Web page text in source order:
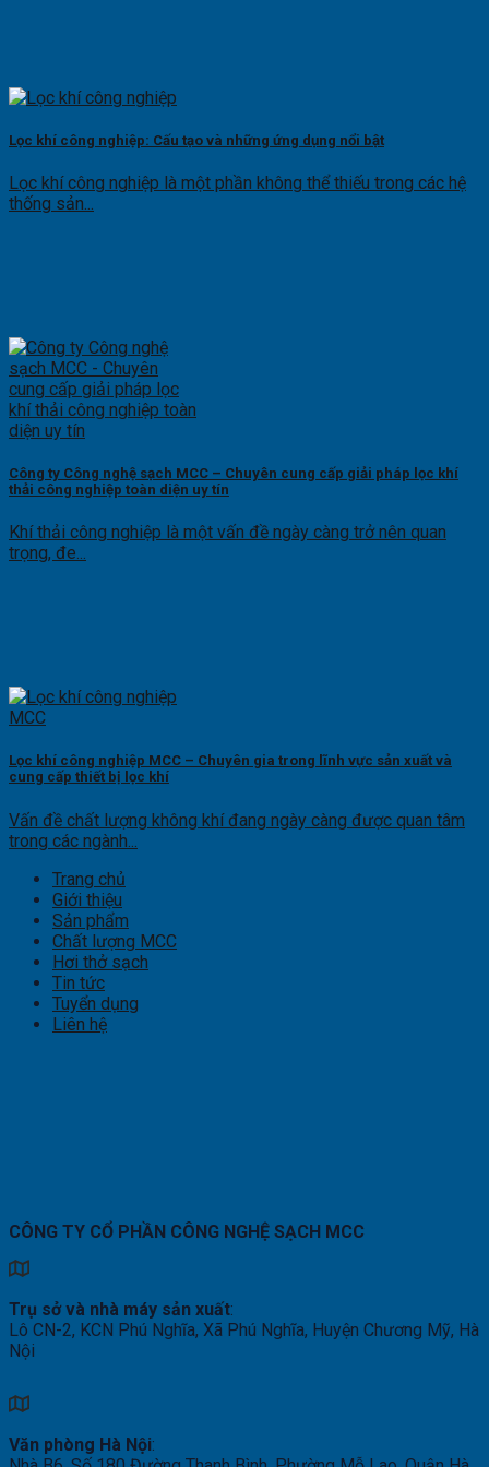
Lọc khí công nghiệp: Cấu tạo và những ứng dụng nổi bật
Lọc khí công nghiệp là một phần không thể thiếu trong các hệ
thống sản...
Công ty Công nghệ sạch MCC – Chuyên cung cấp giải pháp lọc khí
thải công nghiệp toàn diện uy tín
Khí thải công nghiệp là một vấn đề ngày càng trở nên quan
trọng, đe...
Lọc khí công nghiệp MCC – Chuyên gia trong lĩnh vực sản xuất và
cung cấp thiết bị lọc khí
Vấn đề chất lượng không khí đang ngày càng được quan tâm
trong các ngành...
Trang chủ
Giới thiệu
Sản phẩm
Chất lượng MCC
Hơi thở sạch
Tin tức
Tuyển dụng
Liên hệ
CÔNG TY CỔ PHẦN CÔNG NGHỆ SẠCH MCC
Trụ sở và nhà máy sản xuất:
Lô CN-2, KCN Phú Nghĩa, Xã Phú Nghĩa, Huyện Chương Mỹ, Hà
Nội
Văn phòng Hà Nội: